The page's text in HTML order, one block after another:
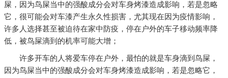
屎，因为鸟屎当中的强酸成分会对车身烤漆造成影响，若是忽略
它，很可能会对车漆产生永久性损害，尤其现在因为疫情影响，
许多人选择甚至被迫待在家中防疫，停在户外的车子移动频率降
低，被鸟屎滴到的机率可能大增；
许多开车的人将爱车停在户外，最怕的就是车身滴到鸟屎，
因为鸟屎当中的强酸成分会对车身烤漆造成影响，若是忽略它，